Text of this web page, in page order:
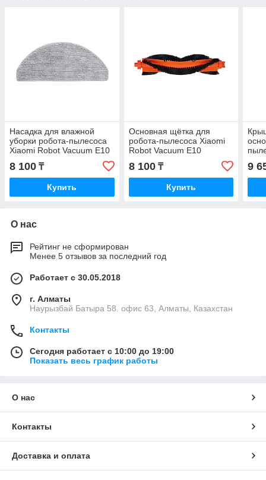
Насадка для влажной
уборки робота-пылесоса
Xiaomi Robot Vacuum E10
(2 шт в комплекте)
8 100 ₸
Купить
Основная щётка для
робота-пылесоса Xiaomi
Robot Vacuum E10
8 100₸
Купить
9
О нас
Рейтинг не сформирован
Менее 5 отзывов за последний год
Работает с 30.05.2018
г. Алматы
Наурызбай Батыра 58. офис 63, Алматы, Казахстан
Контакты
Сегодня работает с 10:00 до 19:00
Показать весь график работы
О нас
Контакты
Доставка и оплата